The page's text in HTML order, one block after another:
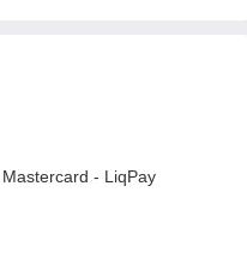
- LiqPay